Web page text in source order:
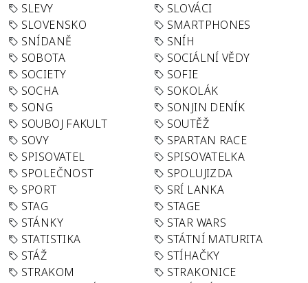
SLEVY
SLOVÁCI
SLOVENSKO
SMARTPHONES
SNÍDANĚ
SNÍH
SOBOTA
SOCIÁLNÍ VĚDY
SOCIETY
SOFIE
SOCHA
SOKOLÁK
SONG
SONJIN DENÍK
SOUBOJ FAKULT
SOUTĚŽ
SOVY
SPARTAN RACE
SPISOVATEL
SPISOVATELKA
SPOLEČNOST
SPOLUJIZDA
SPORT
SRÍ LANKA
STAG
STAGE
STÁNKY
STAR WARS
STATISTIKA
STÁTNÍ MATURITA
STÁŽ
STÍHAČKY
STRAKOM
STRAKONICE